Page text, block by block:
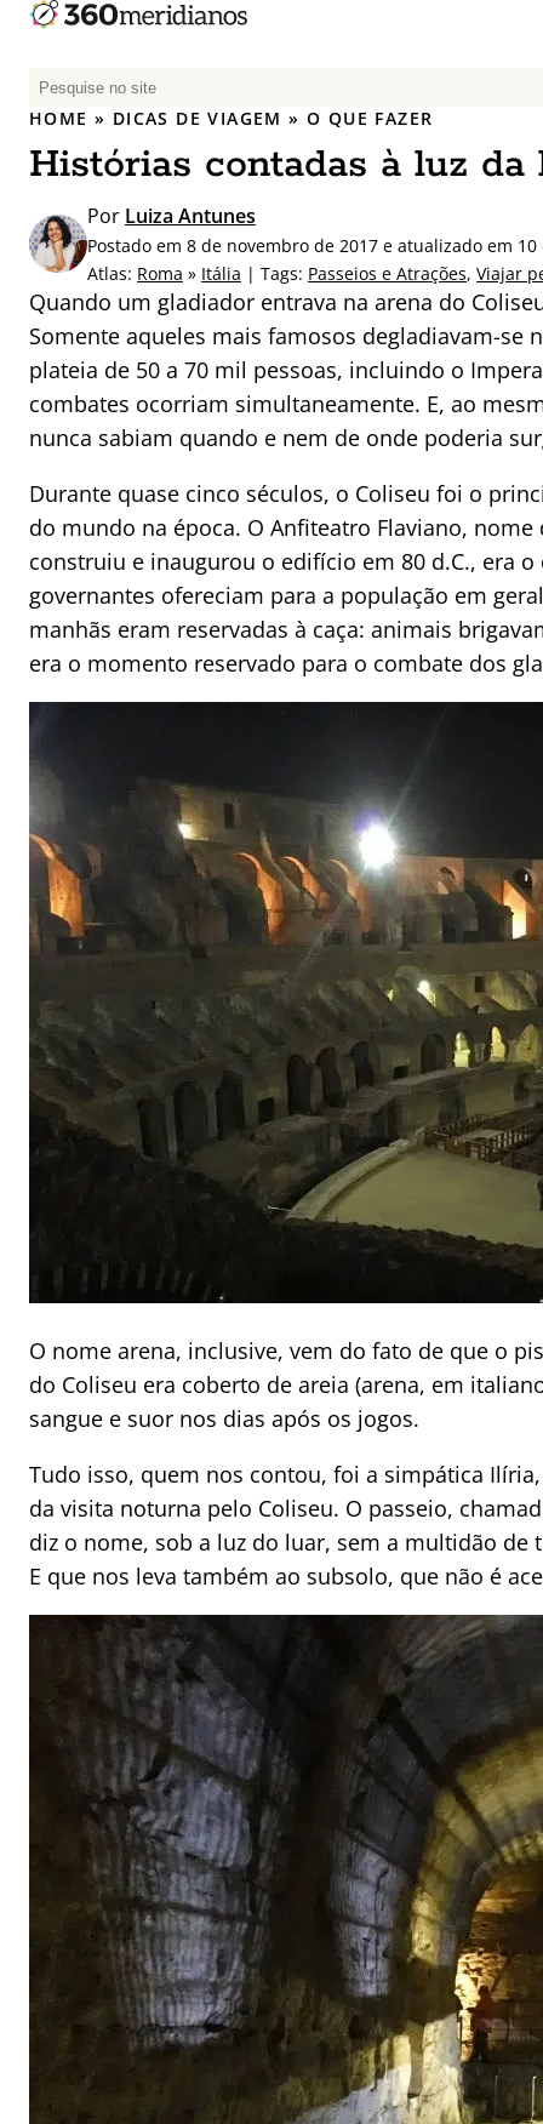
P
e
q
i
s
r
p
o
r
:
HOME » DICAS DE VIAGEM »O QUE FAZER
Histórias contadas à luz da
Por Luiza Antunes
Postado em 8 de novembro de 2017 e atualizado em
Atlas: Roma » Itália | Tags: Passeios e Atrações, Viajar
Quando um gladiador entrava na arena do
Somente aqueles mais famosos degladiavam-se
plateia de 50 a 70 mil pessoas, incluindo o
combates ocorriam simultaneamente. E, ao
nunca sabiam quando e nem de onde poderia
Durante quase cinco séculos, o Coliseu foi o
do mundo na época. O Anfiteatro Flaviano,
construiu e inaugurou o edifício em 80 d.C., era
governantes ofereciam para a população em
manhãs eram reservadas à caça: animais
era o momento reservado para o combate dos
O nome arena, inclusive, vem do fato de que o
do Coliseu era coberto de areia (arena, em
sangue e suor nos dias após os jogos.
Tudo isso, quem nos contou, foi a simpática
da visita noturna pelo Coliseu. O passeio,
diz o nome, sob a luz do luar, sem a multidão
E que nos leva também ao subsolo, que não é